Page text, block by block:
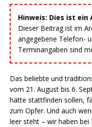
Hinweis: Dies ist ein
Dieser Beitrag ist im
angegebene Telefon-
Terminangaben sind
Das beliebte und
vom 21. August bis 6.
hätte stattfinden sollen,
zum Opfer. Und auch
leer steht – wir haben bei